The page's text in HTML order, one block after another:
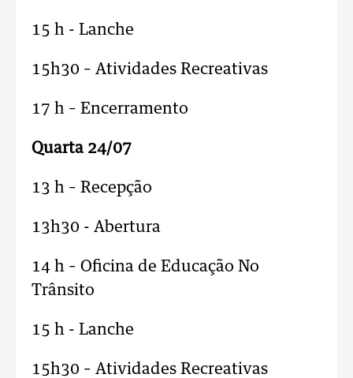
15 h - Lanche
15h30 – Atividades Recreativas
17 h – Encerramento
Quarta 24/07
13 h – Recepção
13h30 - Abertura
14 h – Oficina de Educação No
Trânsito
15 h - Lanche
15h30 – Atividades Recreativas